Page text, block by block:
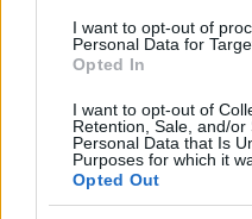
I want to opt-out of
Personal Data for
Opted In
I want to opt-out of
Retention, Sale, and/or
Personal Data that Is
Purposes for which it
Opted Out
Monfils e Tien: un
1000 di Montréal
TENNIS